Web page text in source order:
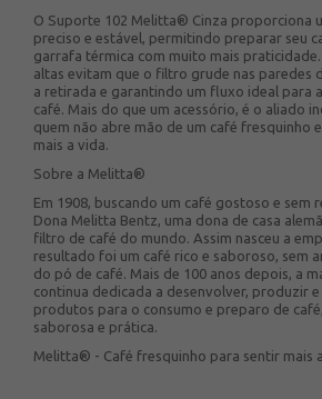
O Suporte 102 Melitta® Cinza proporciona
preciso e estável, permitindo preparar seu
garrafa térmica com muito mais praticidade.
altas evitam que o filtro grude nas paredes
a retirada e garantindo um fluxo ideal para
café. Mais do que um acessório, é o aliado
quem não abre mão de um café fresquinho
mais a vida.
Sobre a Melitta®
Em 1908, buscando um café gostoso e sem
Dona Melitta Bentz, uma dona de casa
filtro de café do mundo. Assim nasceu a
resultado foi um café rico e saboroso, sem
do pó de café. Mais de 100 anos depois, a
continua dedicada a desenvolver, produzir
produtos para o consumo e preparo de
saborosa e prática.
Melitta® - Café fresquinho para sentir mais